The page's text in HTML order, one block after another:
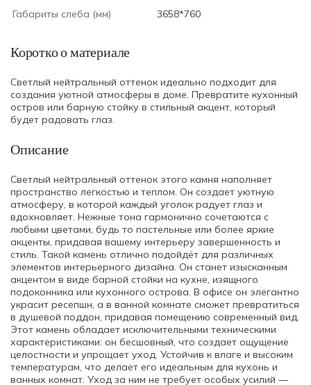
Габариты слеба (мм)
3658*760
Коротко о материале
Светлый нейтральный оттенок идеально подходит для
создания уютной атмосферы в доме. Превратите кухонный
остров или барную стойку в стильный акцент, который
будет радовать глаз.
Описание
Светлый нейтральный оттенок этого камня наполняет
пространство легкостью и теплом. Он создает уютную
атмосферу, в которой каждый уголок радует глаз и
вдохновляет. Нежные тона гармонично сочетаются с
любыми цветами, будь то пастельные или более яркие
акценты, придавая вашему интерьеру завершенность и
стиль. Такой камень отлично подойдёт для различных
элементов интерьерного дизайна. Он станет изысканным
акцентом в виде барной стойки на кухне, изящного
подоконника или кухонного острова. В офисе он элегантно
украсит ресепшн, а в ванной комнате сможет превратиться
в душевой поддон, придавая помещению современный вид.
Этот камень обладает исключительными техническими
характеристиками: он бесшовный, что создает ощущение
целостности и упрощает уход. Устойчив к влаге и высоким
температурам, что делает его идеальным для кухонь и
ванных комнат. Уход за ним не требует особых усилий —